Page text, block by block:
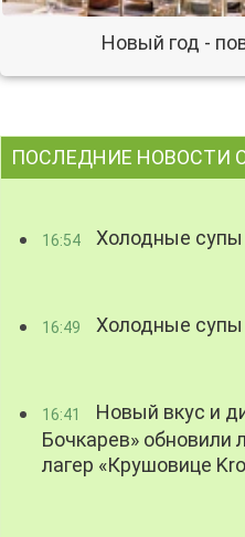
Новый год -
ПОСЛЕДНИЕ НОВОСТИ
16:54 Холодные
16:49 Холодные
16:41
Новый вкус и
Бочкарев»
лагер «Крушовице